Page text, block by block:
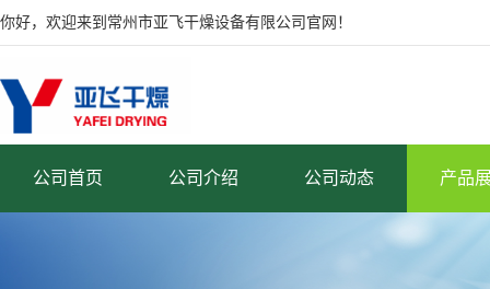
你好，欢迎来到常州市亚飞干燥设备有限公司官网！
公司首页 公司介绍 公司动态 产品